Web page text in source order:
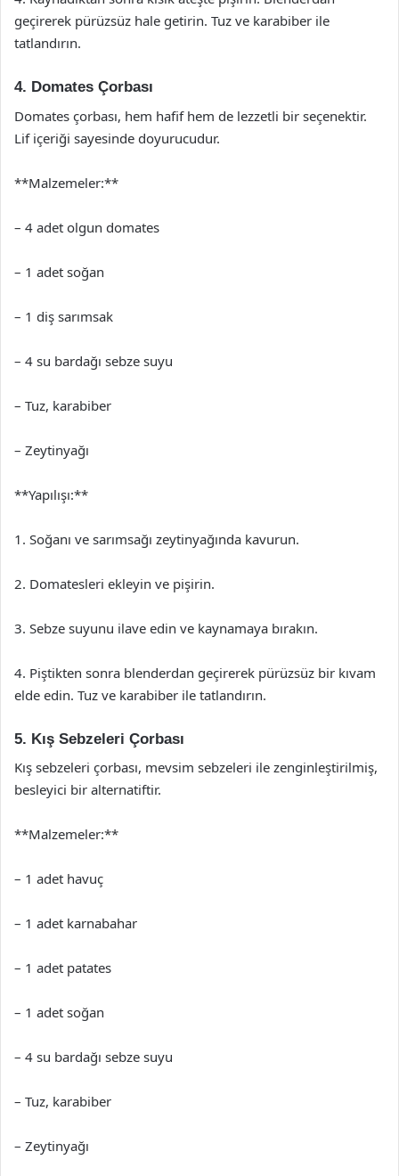
geçirerek pürüzsüz hale getirin. Tuz ve karabiber ile
tatlandırın.
4. Domates Çorbası
Domates çorbası, hem hafif hem de lezzetli bir seçenektir.
Lif içeriği sayesinde doyurucudur.
**Malzemeler:**
– 4 adet olgun domates
– 1 adet soğan
– 1 diş sarımsak
– 4 su bardağı sebze suyu
– Tuz, karabiber
– Zeytinyağı
**Yapılışı:**
1. Soğanı ve sarımsağı zeytinyağında kavurun.
2. Domatesleri ekleyin ve pişirin.
3. Sebze suyunu ilave edin ve kaynamaya bırakın.
4. Piştikten sonra blenderdan geçirerek pürüzsüz bir kıvam
elde edin. Tuz ve karabiber ile tatlandırın.
5. Kış Sebzeleri Çorbası
Kış sebzeleri çorbası, mevsim sebzeleri ile zenginleştirilmiş,
besleyici bir alternatiftir.
**Malzemeler:**
– 1 adet havuç
– 1 adet karnabahar
– 1 adet patates
– 1 adet soğan
– 4 su bardağı sebze suyu
– Tuz, karabiber
– Zeytinyağı